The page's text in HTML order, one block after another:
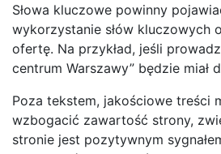
Słowa kluczowe powinny
wykorzystanie słów kluczowych
ofertę. Na przykład, jeśli
centrum Warszawy” będzie miał
Poza tekstem, jakościowe treści
wzbogacić zawartość strony,
stronie jest pozytywnym